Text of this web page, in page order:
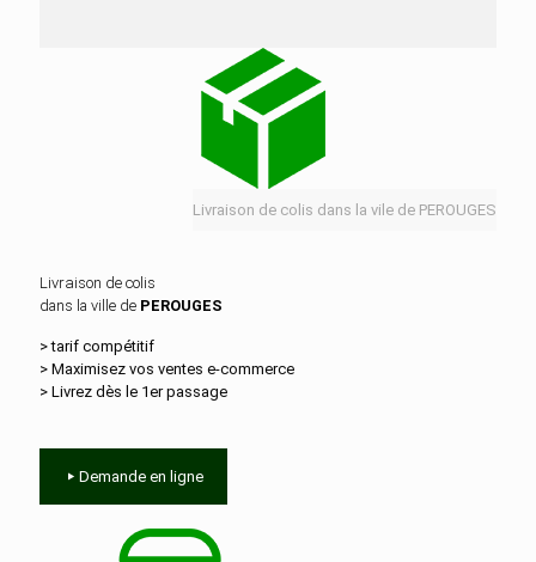
Livraison de colis dans la vile de PEROUGES
Livraison de colis
dans la ville de PEROUGES
> tarif compétitif
> Maximisez vos ventes e‑commerce
> Livrez dès le 1er passage
Demande en ligne